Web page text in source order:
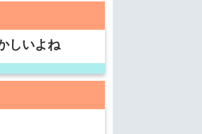
しいよね